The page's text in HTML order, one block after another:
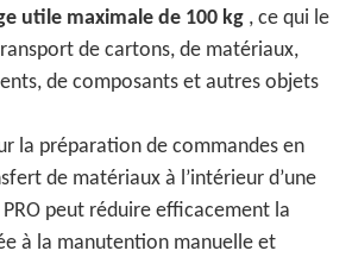
utile maximale de 100 kg , ce qui le
de cartons, de matériaux,
de composants et autres objets
la préparation de commandes en
de matériaux à l’intérieur d’une
PRO peut réduire efficacement la
à la manutention manuelle et